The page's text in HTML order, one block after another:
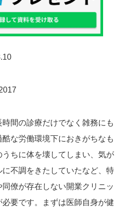
間の診療だけでなく雑務にも
な労働環境下におきがちなも
ちに体を壊してしまい、気が
不調をきたしていたなど、特
僚が存在しない開業クリニッ
要です。まずは医師自身が健